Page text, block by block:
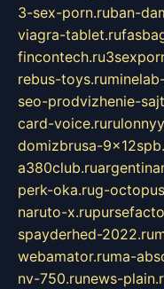
3-sex-porn.ruban-
viagra-tablet.ru
fincontech.ru
rebus-toys.ru
seo-prodvizhenie-
card-voice.ru
domizbrusa-
a380club.ru
perk-oka.rug-
naruto-x.ru
spayderhed-2022.ru
webamator.ruma-
nv-750.runews-